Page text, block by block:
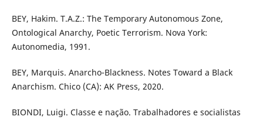
BEY, Hakim. T.A.Z.: The Temporary Autonomous Zone,
Ontological Anarchy, Poetic Terrorism. Nova York:
Autonomedia, 1991.
BEY, Marquis. Anarcho-Blackness. Notes Toward a Black
Anarchism. Chico (CA): AK Press, 2020.
BIONDI, Luigi. Classe e nação. Trabalhadores e socialistas